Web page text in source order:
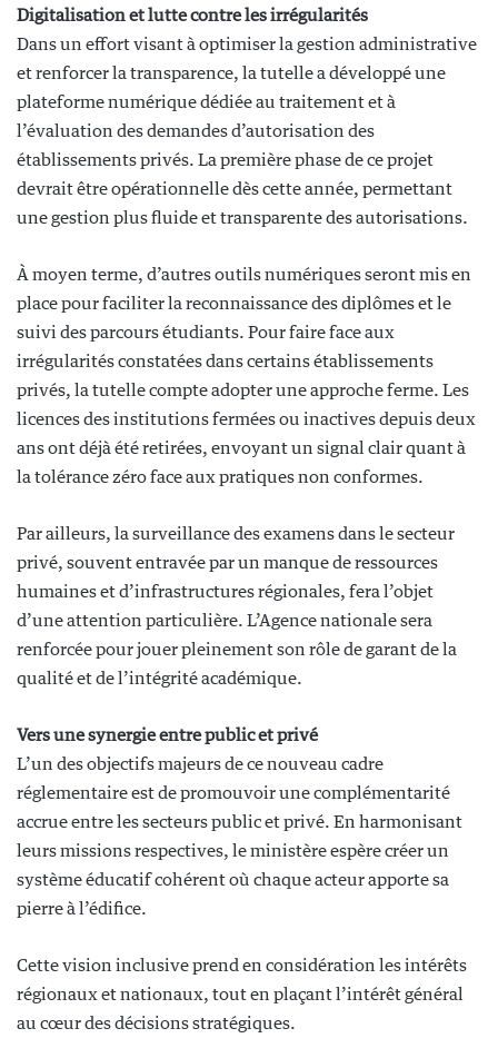
Digitalisation et lutte contre les irrégularités
Dans un effort visant à optimiser la gestion administrative
et renforcer la transparence, la tutelle a développé une
plateforme numérique dédiée au traitement et à
l’évaluation des demandes d’autorisation des
établissements privés. La première phase de ce projet
devrait être opérationnelle dès cette année, permettant
une gestion plus fluide et transparente des autorisations.
À moyen terme, d’autres outils numériques seront mis en
place pour faciliter la reconnaissance des diplômes et le
suivi des parcours étudiants. Pour faire face aux
irrégularités constatées dans certains établissements
privés, la tutelle compte adopter une approche ferme. Les
licences des institutions fermées ou inactives depuis deux
ans ont déjà été retirées, envoyant un signal clair quant à
la tolérance zéro face aux pratiques non conformes.
Par ailleurs, la surveillance des examens dans le secteur
privé, souvent entravée par un manque de ressources
humaines et d’infrastructures régionales, fera l’objet
d’une attention particulière. L’Agence nationale sera
renforcée pour jouer pleinement son rôle de garant de la
qualité et de l’intégrité académique.
Vers une synergie entre public et privé
L’un des objectifs majeurs de ce nouveau cadre
réglementaire est de promouvoir une complémentarité
accrue entre les secteurs public et privé. En harmonisant
leurs missions respectives, le ministère espère créer un
système éducatif cohérent où chaque acteur apporte sa
pierre à l’édifice.
Cette vision inclusive prend en considération les intérêts
régionaux et nationaux, tout en plaçant l’intérêt général
au cœur des décisions stratégiques.